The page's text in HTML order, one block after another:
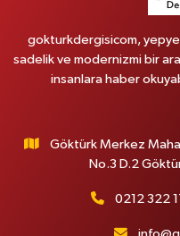
gokturkdergisicom,
sadelik ve modernizmi bir
insanlara haber
Göktürk Merkez
No.3 D.2
0212 322